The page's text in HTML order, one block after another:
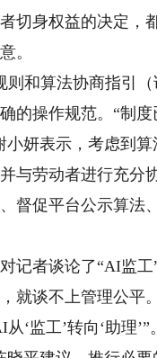
切身权益的决定，
。
和算法协商指引（
的操作规范。“制
小妍表示，考虑到
与劳动者进行充分
督促平台公示算
者谈论了“AI监工
就谈不上管理公平
‘监工’转向‘助理